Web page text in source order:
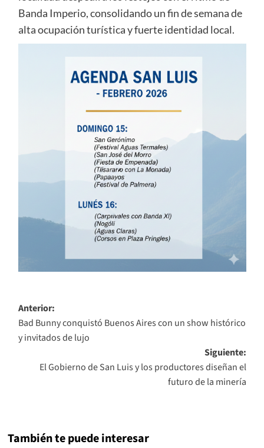
Banda Imperio, consolidando un fin de semana de
alta ocupación turística y fuerte identidad local.
Navegación
de
entradas
Anterior:
Bad Bunny conquistó Buenos Aires con un show histórico
y invitados de lujo
Siguiente:
El Gobierno de San Luis y los productores diseñan el
futuro de la minería
También te puede interesar